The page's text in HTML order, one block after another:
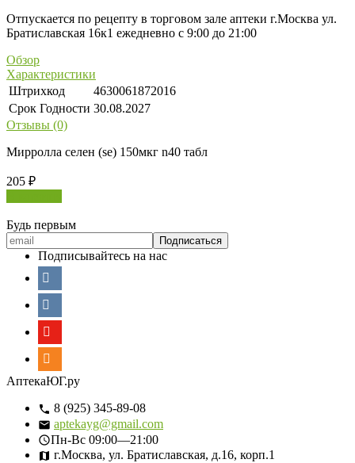
Отпускается по рецепту в торговом зале аптеки г.Москва ул.
Братиславская 16к1 ежедневно с 9:00 до 21:00
Обзор
Характеристики
Штрихкод
4630061872016
Срок Годности 30.08.2027
Отзывы (0)
Мирролла селен (se) 150мкг n40 табл
205 ₽
Будь первым
Подписывайтесь на нас
АптекаЮГ.ру
8 (925) 345-89-08
aptekayg@gmail.com
Пн-Вс 09:00—21:00
г.Москва, ул. Братиславская, д.16, корп.1